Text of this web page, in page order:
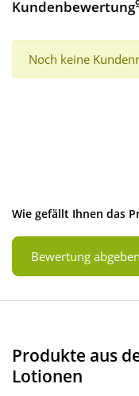
Kundenbewertung
Noch keine
Wie gefällt Ihnen das
Bewertung abgeben
Produkte aus
Lotionen